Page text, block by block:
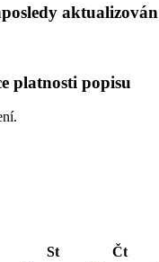
aktualizován
platnosti popisu
St Čt